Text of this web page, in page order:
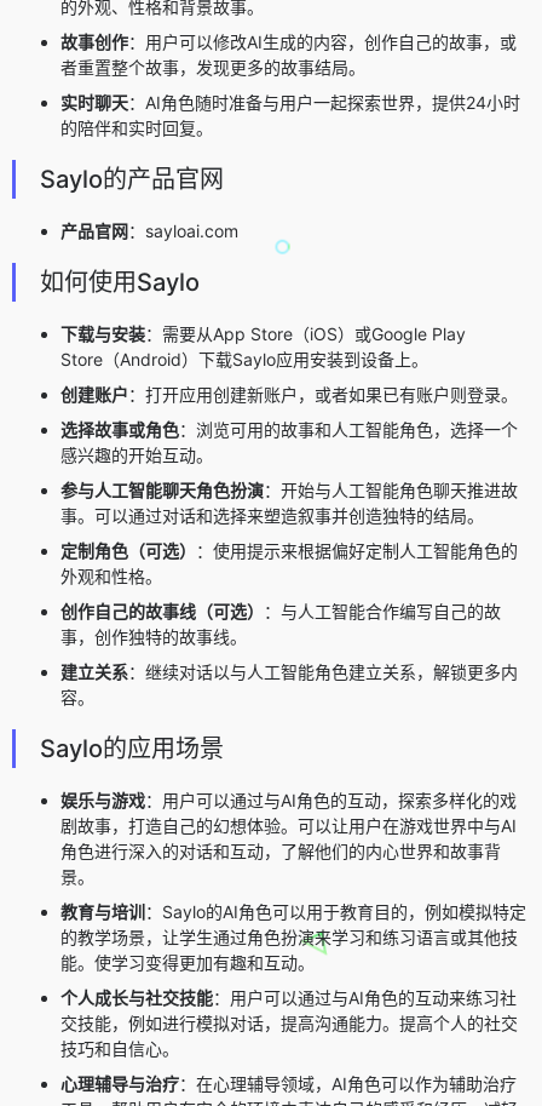
的外观、性格和背景故事。
故事创作：用户可以修改AI生成的内容，创作自己的故事，或
者重置整个故事，发现更多的故事结局。
实时聊天：AI角色随时准备与用户一起探索世界，提供24小时
的陪伴和实时回复。
Saylo的产品官网
产品官网：sayloai.com
如何使用Saylo
下载与安装：需要从App Store（iOS）或Google Play
Store（Android）下载Saylo应用安装到设备上。
创建账户：打开应用创建新账户，或者如果已有账户则登录。
选择故事或角色：浏览可用的故事和人工智能角色，选择一个
感兴趣的开始互动。
参与人工智能聊天角色扮演：开始与人工智能角色聊天推进故
事。可以通过对话和选择来塑造叙事并创造独特的结局。
定制角色（可选）
：使用提示来根据偏好定制人工智能角色的
外观和性格。
创作自己的故事线（可选）
：与人工智能合作编写自己的故
事，创作独特的故事线。
建立关系：继续对话以与人工智能角色建立关系，解锁更多内
容。
Saylo的应用场景
娱乐与游戏：用户可以通过与AI角色的互动，探索多样化的戏
剧故事，打造自己的幻想体验。可以让用户在游戏世界中与AI
角色进行深入的对话和互动，了解他们的内心世界和故事背
景。
教育与培训 ：Saylo的AI角色可以用于教育目的，例如模拟特定
的教学场景，让学生通过角色扮演来学习和练习语言或其他技
能。使学习变得更加有趣和互动。
个人成长与社交技能：用户可以通过与AI角色的互动来练习社
交技能，例如进行模拟对话，提高沟通能力。提高个人的社交
技巧和自信心。
心理辅导与治疗：在心理辅导领域，AI角色可以作为辅助治疗